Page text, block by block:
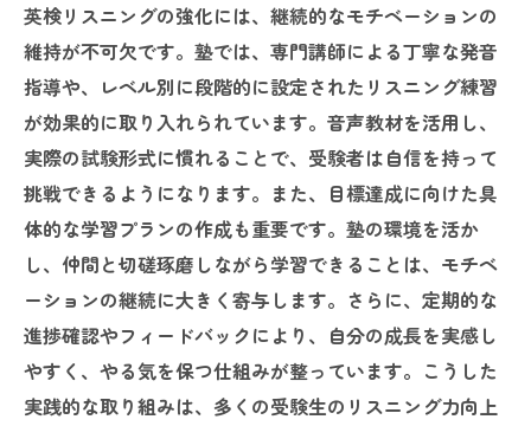
英検リスニングの強化には、継続的なモチベーションの
維持が不可欠です。塾では、専門講師による丁寧な発音
指導や、レベル別に段階的に設定されたリスニング練習
が効果的に取り入れられています。音声教材を活用し、
実際の試験形式に慣れることで、受験者は自信を持って
挑戦できるようになります。また、目標達成に向けた具
体的な学習プランの作成も重要です。塾の環境を活か
し、仲間と切磋琢磨しながら学習できることは、モチベ
ーションの継続に大きく寄与します。さらに、定期的な
進捗確認やフィードバックにより、自分の成長を実感し
やすく、やる気を保つ仕組みが整っています。こうした
実践的な取り組みは、多くの受験生のリスニング力向上